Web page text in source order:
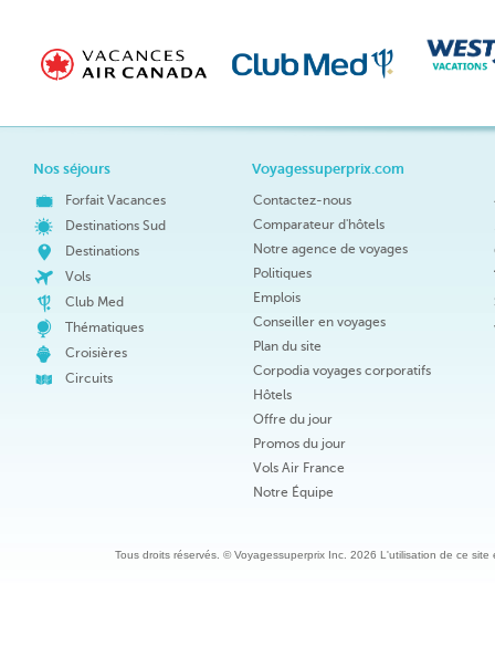
Nos séjours
Forfait Vacances
Destinations Sud
Destinations
Vols
Club Med
Thématiques
Croisières
Circuits
Voyagessuperprix.com
Contactez-nous
Comparateur d'hôtels
Notre agence de voyages
Politiques
Emplois
Conseiller en voyages
Plan du site
Corpodia voyages corporatifs
Hôtels
Offre du jour
Promos du jour
Vols Air France
Notre Équipe
Tous droits réservés. © Voyagessuperprix Inc. 2026 L'utilisation de ce